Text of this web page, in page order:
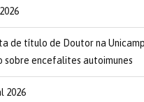
de título de Doutor na
sobre encefalites autoimunes
2026